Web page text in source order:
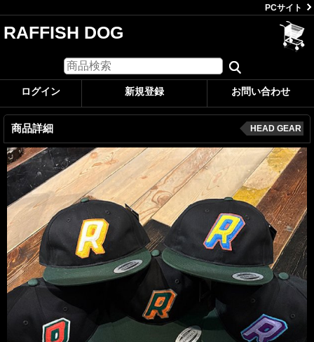
PCサイト
RAFFISH DOG
ログイン 新規登録 お問い合わせ
商品詳細 HEAD GEAR